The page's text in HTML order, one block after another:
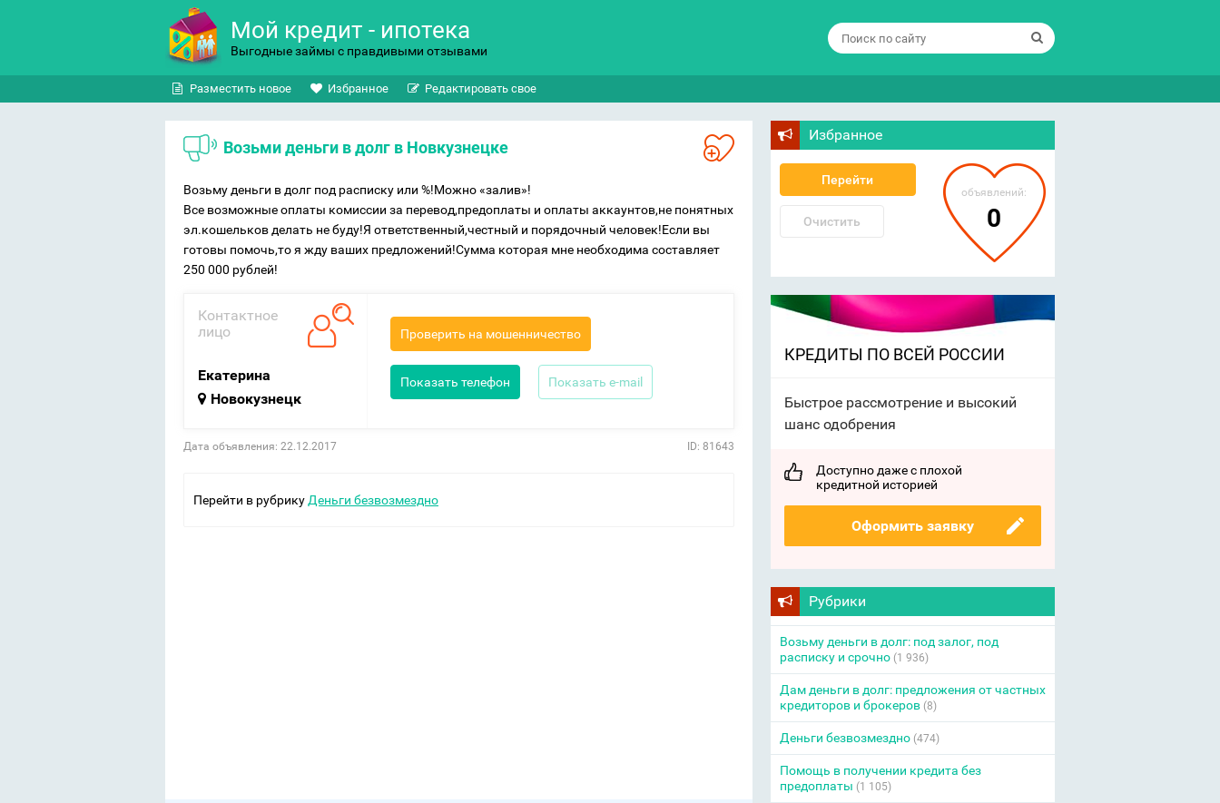
Мой кредит - ипотека
Выгодные займы с правдивыми отзывами
Разместить новое Избранное Редактировать свое
Возьми деньги в долг в Новкузнецке
Возьму деньги в долг под расписку или %!Можно «залив»!
Все возможные оплаты комиссии за перевод,предоплаты и оплаты аккаунтов,не понятных
эл.кошельков делать не буду!Я ответственный,честный и порядочный человек!Если вы
готовы помочь,то я жду ваших предложений!Сумма которая мне необходима составляет
250 000 рублей!
Контактное
лицо
Екатерина
Новокузнецк
Проверить на мошенничество
Показать телефон Показать e-mail
Дата объявления: 22.12.2017 ID: 81643
Перейти в рубрику Деньги безвозмездно
Избранное
Перейти
Очистить
объявлений:
0
КРЕДИТЫ ПО ВСЕЙ РОССИИ
Быстрое рассмотрение и высокий
шанс одобрения
Доступно даже с плохой
кредитной историей
Оформить заявку
Рубрики
Возьму деньги в долг: под залог, под
расписку и срочно(1 936)
Дам деньги в долг: предложения от частных
кредиторов и брокеров(8)
Деньги безвозмездно(474)
Помощь в получении кредита без
предоплаты (1 105)